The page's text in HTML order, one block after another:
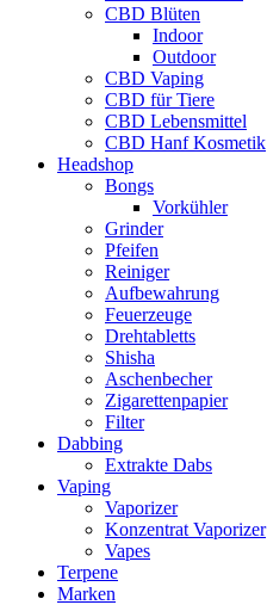
CBD Blüten
Indoor
Outdoor
CBD Vaping
CBD für Tiere
CBD Lebensmittel
CBD Hanf Kosmetik
Headshop
Bongs
Vorkühler
Grinder
Pfeifen
Reiniger
Aufbewahrung
Feuerzeuge
Drehtabletts
Shisha
Aschenbecher
Zigarettenpapier
Filter
Dabbing
Extrakte Dabs
Vaping
Vaporizer
Konzentrat Vaporizer
Vapes
Terpene
Marken